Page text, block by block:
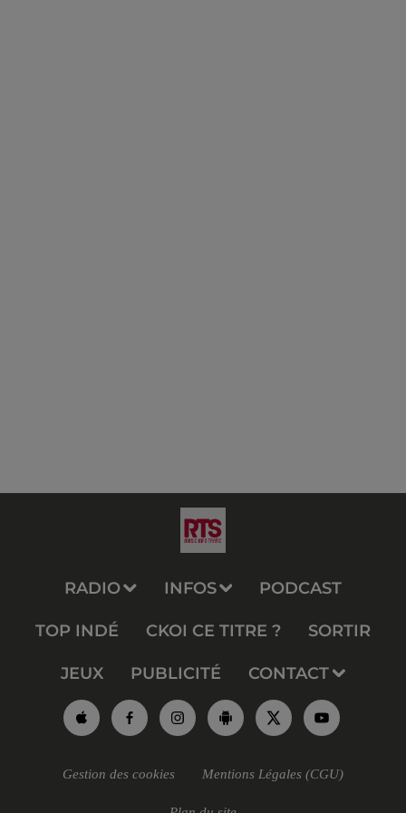
RADIO INFOS PODCAST
TOP INDÉ CKOI CE TITRE ? SORTIR
JEUX PUBLICITÉ CONTACT
Gestion des cookies Mentions Légales (CGU)